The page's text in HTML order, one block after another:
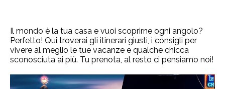
Il mondo è la tua casa e vuoi scoprirne ogni angolo?
Perfetto! Qui troverai gli itinerari giusti, i consigli per
vivere al meglio le tue vacanze e qualche chicca
sconosciuta ai più. Tu prenota, al resto ci pensiamo noi!